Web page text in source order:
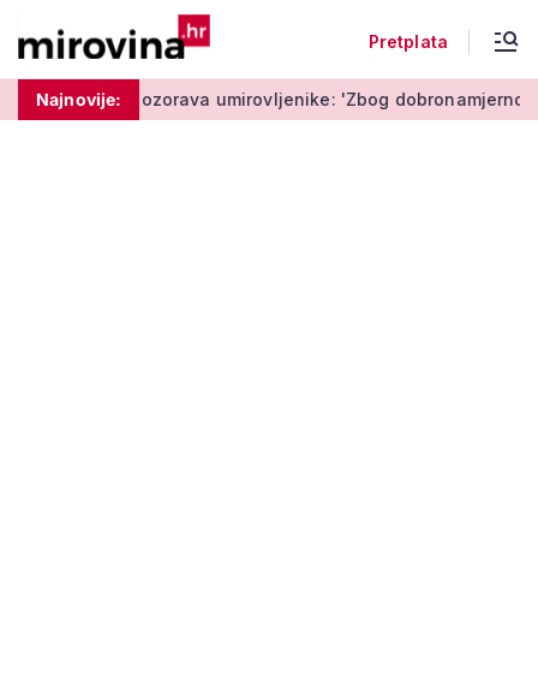
Pretplata
Najnovije:
Policija upozorava umirovljenike: 'Zbog dobronamjernosti